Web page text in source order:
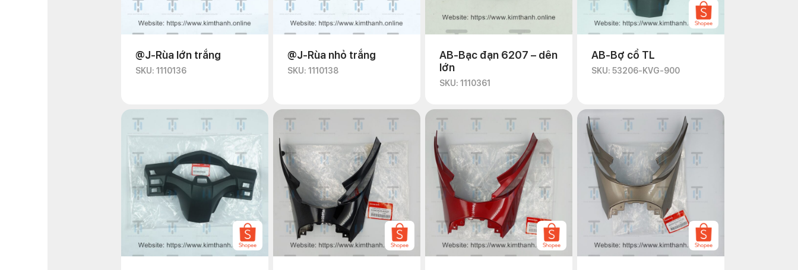
@J-Rùa lớn trắng
SKU: 1110136
@J-Rùa nhỏ trắng
SKU: 1110138
AB-Bạc đạn 6207 – dên
lớn
SKU: 1110361
AB-Bợ cổ TL
SKU: 53206-KVG-900